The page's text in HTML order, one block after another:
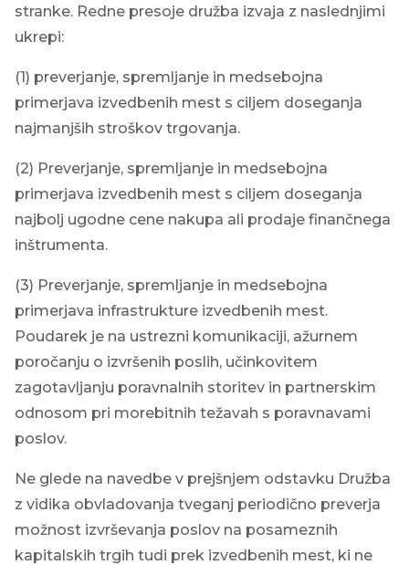
stranke. Redne presoje družba izvaja z naslednjimi
ukrepi:
(1) preverjanje, spremljanje in medsebojna
primerjava izvedbenih mest s ciljem doseganja
najmanjših stroškov trgovanja.
(2) Preverjanje, spremljanje in medsebojna
primerjava izvedbenih mest s ciljem doseganja
najbolj ugodne cene nakupa ali prodaje finančnega
inštrumenta.
(3) Preverjanje, spremljanje in medsebojna
primerjava infrastrukture izvedbenih mest.
Poudarek je na ustrezni komunikaciji, ažurnem
poročanju o izvršenih poslih, učinkovitem
zagotavljanju poravnalnih storitev in partnerskim
odnosom pri morebitnih težavah s poravnavami
poslov.
Ne glede na navedbe v prejšnjem odstavku Družba
z vidika obvladovanja tveganj periodično preverja
možnost izvrševanja poslov na posameznih
kapitalskih trgih tudi prek izvedbenih mest, ki ne